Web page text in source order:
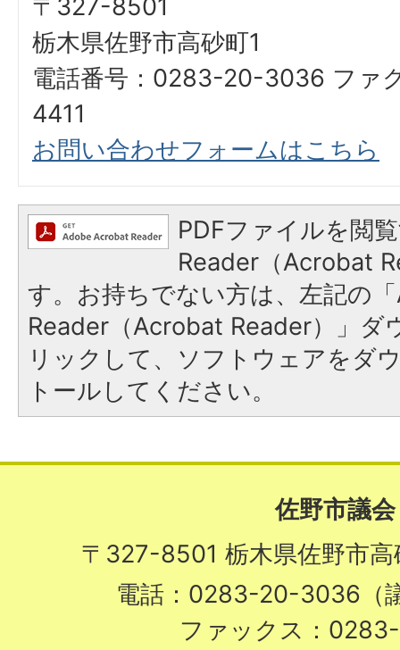
〒327-8501
栃木県佐野市高砂町1
電話番号：0283-20-3036 ファ
4411
お問い合わせフォームはこちら
PDFファイルを閲
Reader（Acrobat
す。お持ちでない方は、左記の
Reader（Acrobat Reader）」ダ
リックして、ソフトウェアをダ
トールしてください。
佐野市議会
〒327-8501 栃木県佐野市高
電話：0283-20-3036（
ファックス：